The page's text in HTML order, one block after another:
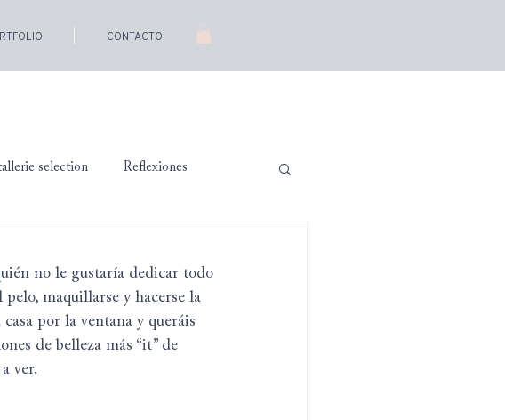
CONTACTO
selection Reflexiones
no le gustaría dedicar todo
maquillarse y hacerse la
por la ventana y queráis
de belleza más “it” de
ver.